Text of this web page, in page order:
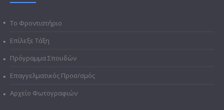
Το Φροντιστήριο
Επίλεξε Τάξη
Πρόγραμμα Σπουδών
Επαγγελματικός Προσ/σμός
Αρχείο Φωτογραφιών